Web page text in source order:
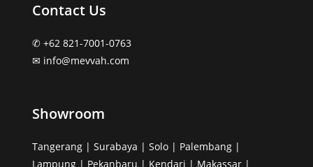
Contact Us
✆ +62 821-7001-0763
✉︎ info@mevvah.com
Showroom
Tangerang | Surabaya | Solo | Palembang |
Lampung | Pekanbaru | Kendari | Makassar |